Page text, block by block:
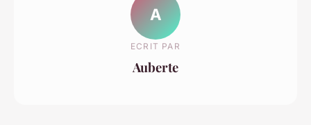
A
ECRIT PAR
Auberte